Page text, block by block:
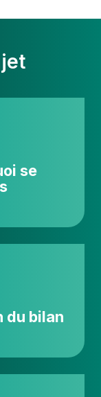
se
du bilan